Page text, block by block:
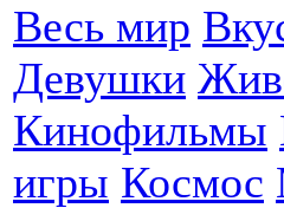
Весь мир
Девушки
Кинофильмы
игры Космос